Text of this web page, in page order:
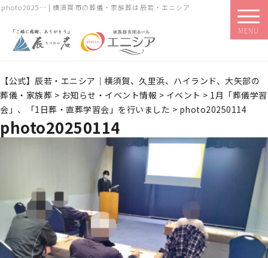
photo2025… | 横須賀市の葬儀・家族葬は辰若・エニシア
MENU
【公式】辰若・エニシア｜横須賀、久里浜、ハイランド、大矢部の
葬儀・家族葬 > お知らせ・イベント情報 > イベント > 1月「葬儀学習
会」、「1日葬・直葬学習会」を行いました > photo20250114
photo20250114